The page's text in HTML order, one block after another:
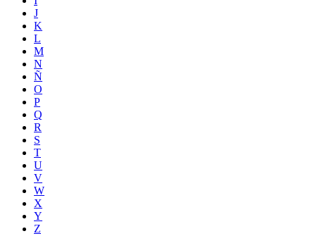
J
K
L
M
N
Ñ
O
P
Q
R
S
T
U
V
W
X
Y
Z